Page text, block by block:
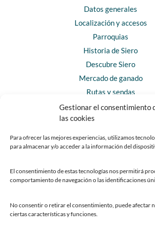
Gestionar el consentimiento
las cookies
Para ofrecer las mejores experiencias, utilizamos
para almacenar y/o acceder a la información del
El consentimiento de estas tecnologías nos permitirá
comportamiento de navegación o las identificaciones
No consentir o retirar el consentimiento, puede afectar
ciertas características y funciones.
Datos generales
Localización y accesos
Parroquias
Historia de Siero
Descubre Siero
Mercado de ganado
Rutas y sendas
Horarios y contacto
Teléfonos de interés
Chatbot Siero
SEDES ELECTRÓNICAS
Sede del Ayuntamiento de